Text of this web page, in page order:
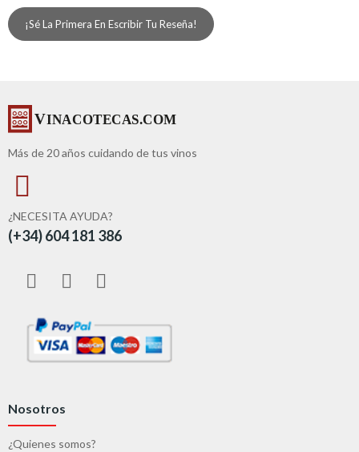
¡Sé La Primera En Escribir Tu Reseña!
Más de 20 años cuidando de tus vinos
¿NECESITA AYUDA?
(+34) 604 181 386
Nosotros
¿Quienes somos?